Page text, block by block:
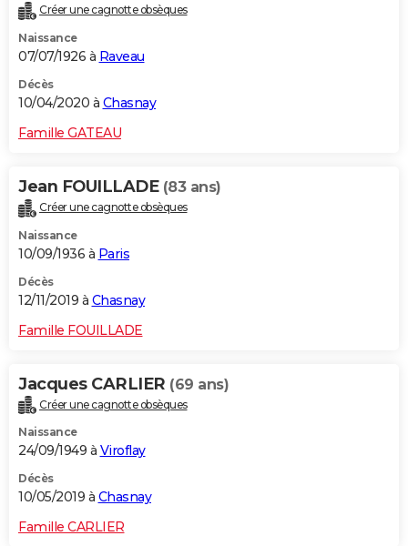
Créer une cagnotte obsèques
Naissance
07/07/1926 à Raveau
Décès
10/04/2020 à Chasnay
Famille GATEAU
Jean FOUILLADE (83 ans)
Créer une cagnotte obsèques
Naissance
10/09/1936 à Paris
Décès
12/11/2019 à Chasnay
Famille FOUILLADE
Jacques CARLIER (69 ans)
Créer une cagnotte obsèques
Naissance
24/09/1949 à Viroflay
Décès
10/05/2019 à Chasnay
Famille CARLIER